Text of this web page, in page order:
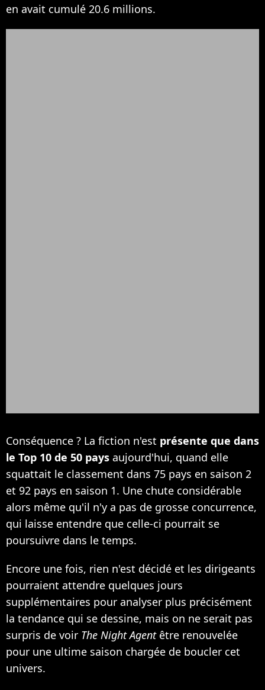
en avait cumulé 20.6 millions.
Conséquence ? La fiction n'est présente que dans
le Top 10 de 50 pays aujourd'hui, quand elle
squattait le classement dans 75 pays en saison 2
et 92 pays en saison 1. Une chute considérable
alors même qu'il n'y a pas de grosse concurrence,
qui laisse entendre que celle-ci pourrait se
poursuivre dans le temps.
Encore une fois, rien n'est décidé et les dirigeants
pourraient attendre quelques jours
supplémentaires pour analyser plus précisément
la tendance qui se dessine, mais on ne serait pas
surpris de voir The Night Agentêtre renouvelée
pour une ultime saison chargée de boucler cet
univers.